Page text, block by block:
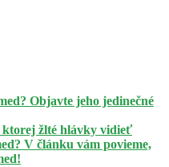
Objavte jeho jedinečné
žlté hlávky vidieť
V článku vám povieme,